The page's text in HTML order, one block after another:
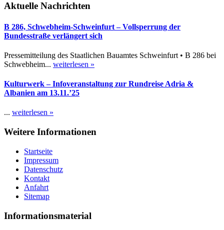
Aktuelle Nachrichten
B 286, Schwebheim-Schweinfurt – Vollsperrung der
Bundesstraße verlängert sich
Pressemitteilung des Staatlichen Bauamtes Schweinfurt • B 286 bei
Schwebheim... weiterlesen »
Kulturwerk – Infoveranstaltung zur Rundreise Adria &
Albanien am 13.11.’25
... weiterlesen »
Weitere Informationen
Startseite
Impressum
Datenschutz
Kontakt
Anfahrt
Sitemap
Informationsmaterial